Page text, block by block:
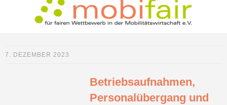
7. DEZEMBER 2023
Betriebsaufnahmen,
Personalübergang und